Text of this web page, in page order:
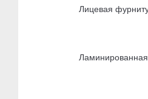
Лицевая